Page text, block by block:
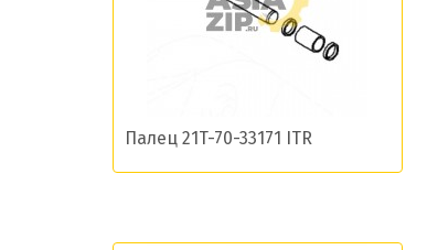
Палец 21T-70-33171 ITR